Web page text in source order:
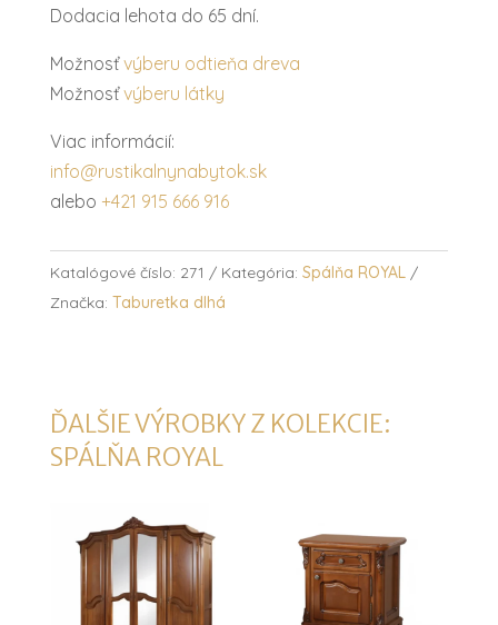
Dodacia lehota do 65 dní.
Možnosťvýberu odtieňa dreva
Možnosťvýberu látky
Viac informácií:
info@rustikalnynabytok.sk
alebo +421 915 666 916
Katalógové číslo: 271 Kategória: Spálňa ROYAL
Značka: Taburetka dlhá
ĎALŠIE VÝROBKY Z KOLEKCIE:
SPÁLŇA ROYAL